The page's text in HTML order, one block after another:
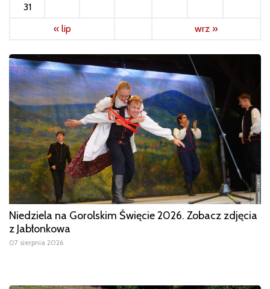
31
« lip
wrz »
Niedziela na Gorolskim Święcie 2026. Zobacz zdjęcia
z Jabłonkowa
07 sierpnia 2026